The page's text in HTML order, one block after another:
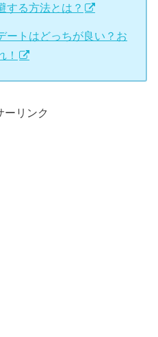
する方法とは？
ートはどっちが良い？お
！
ーリンク